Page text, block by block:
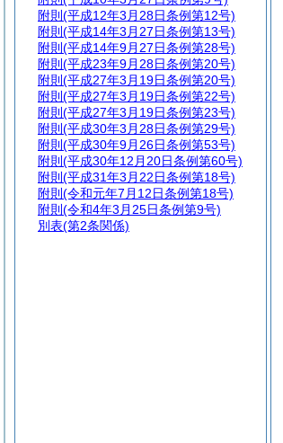
附則 (平成12年3月28日条例第12号)
附則 (平成14年3月27日条例第13号)
附則 (平成14年9月27日条例第28号)
附則 (平成23年9月28日条例第20号)
附則 (平成27年3月19日条例第20号)
附則 (平成27年3月19日条例第22号)
附則 (平成27年3月19日条例第23号)
附則 (平成30年3月28日条例第29号)
附則 (平成30年9月26日条例第53号)
附則 (平成30年12月20日条例第60号)
附則 (平成31年3月22日条例第18号)
附則 (令和元年7月12日条例第18号)
附則 (令和4年3月25日条例第9号)
別表(第2条関係)